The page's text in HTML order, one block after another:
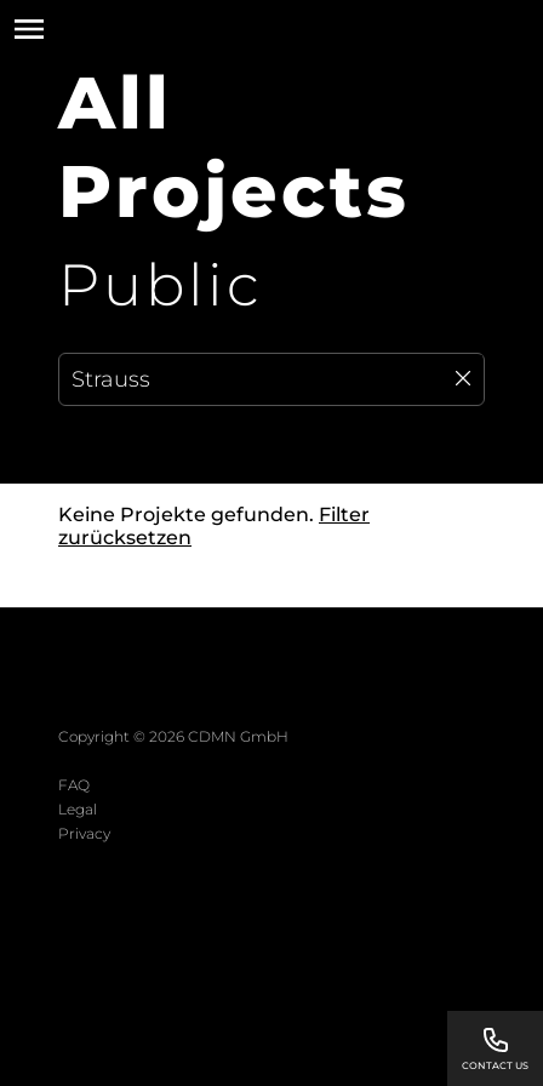
All
Projects
Public
Keine Projekte gefunden. Filter
zurücksetzen
Copyright © 2026 CDMN GmbH
FAQ
Legal
Privacy
CONTACT US